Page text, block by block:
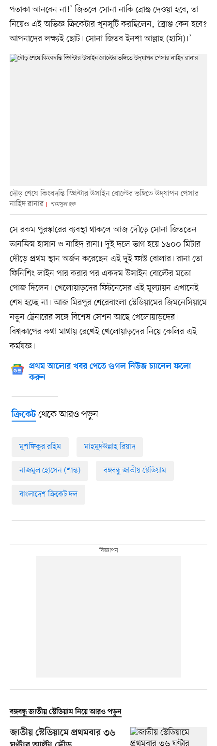
পতাকা আনবেন না!’ জিতলে সোনা নাকি ব্রোঞ্জ দেওয়া হবে, তা
নিয়েও এই অভিজ্ঞ ক্রিকেটার খুনসুটি করছিলেন, ‘ব্রোঞ্জ কেন হবে?
আপনাদের লক্ষ্যই ছোট। সোনা জিতব ইনশা আল্লাহ (হাসি)।’
দৌড় শেষে কিংবদন্তি স্প্রিন্টার উসাইন বোল্টের ভঙ্গিতে উদ্‌যাপন পেসার
নাহিদ রানার
শামসুল হক
সে রকম পুরস্কারের ব্যবস্থা থাকলে আজ দৌড়ে সোনা জিততেন
তানজিম হাসান ও নাহিদ রানা। দুই দলে ভাগ হয়ে ১৬০০ মিটার
দৌড়ে প্রথম স্থান অর্জন করেছেন এই দুই ফাস্ট বোলার। রানা তো
ফিনিশিং লাইন পার করার পর একদম উসাইন বোল্টের মতো
পোজ দিলেন। খেলোয়াড়দের ফিটনেসের এই মূল্যায়ন এখানেই
শেষ হচ্ছে না। আজ মিরপুর শেরেবাংলা স্টেডিয়ামের জিমনেসিয়ামে
নতুন ট্রেনারের সঙ্গে বিশেষ সেশন আছে খেলোয়াড়দের।
বিশ্বকাপের কথা মাথায় রেখেই খেলোয়াড়দের নিয়ে কেলির এই
কর্মযজ্ঞ।
প্রথম আলোর খবর পেতে গুগল নিউজ চ্যানেল ফলো
করুন
ক্রিকেটথেকে আরও পড়ুন
মুশফিকুর রহিম মাহমুদউল্লাহ রিয়াদ
নাজমুল হোসেন (শান্ত) বঙ্গবন্ধু জাতীয় স্টেডিয়াম
বাংলাদেশ ক্রিকেট দল
বঙ্গবন্ধু জাতীয় স্টেডিয়াম নিয়ে আরও পড়ুন
জাতীয় স্টেডিয়ামে প্রথমবার ৩৬